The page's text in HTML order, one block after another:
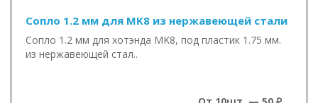
Сопло 1.2 мм для MK8 из нержавеющей стали
Сопло 1.2 мм для хотэнда MK8, под пластик 1.75 мм.
из нержавеющей стал..